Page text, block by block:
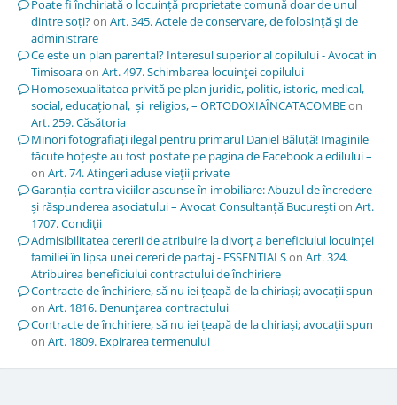
Poate fi închiriată o locuință proprietate comună doar de unul
dintre soți?on Art. 345. Actele de conservare, de folosinţă şi de
administrare
Ce este un plan parental? Interesul superior al copilului - Avocat in
Timisoaraon Art. 497. Schimbarea locuinţei copilului
Homosexualitatea privită pe plan juridic, politic, istoric, medical,
social, educațional, și religios, – ORTODOXIAÎNCATACOMBEon
Art. 259. Căsătoria
Minori fotografiați ilegal pentru primarul Daniel Băluță! Imaginile
făcute hoțește au fost postate pe pagina de Facebook a edilului –
on Art. 74. Atingeri aduse vieţii private
Garanția contra viciilor ascunse în imobiliare: Abuzul de încredere
și răspunderea asociatului – Avocat Consultanță Bucureștion Art.
1707. Condiţii
Admisibilitatea cererii de atribuire la divorț a beneficiului locuinței
familiei în lipsa unei cereri de partaj - ESSENTIALSon Art. 324.
Atribuirea beneficiului contractului de închiriere
Contracte de închiriere, să nu iei țeapă de la chiriași; avocații spun
on Art. 1816. Denunţarea contractului
Contracte de închiriere, să nu iei țeapă de la chiriași; avocații spun
on Art. 1809. Expirarea termenului